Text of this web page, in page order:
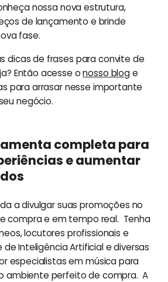
nossa nova estrutura,
de lançamento e brinde
fase.
dicas de frases para convite de
Então acesse onosso bloge
para arrasar nesse importante
negócio.
completa para
e aumentar
a divulgar suas promoções no
compra e em tempo real. Tenha
locutores profissionais e
Inteligência Artificial e diversas
especialistas em música para
ambiente perfeito de compra. A